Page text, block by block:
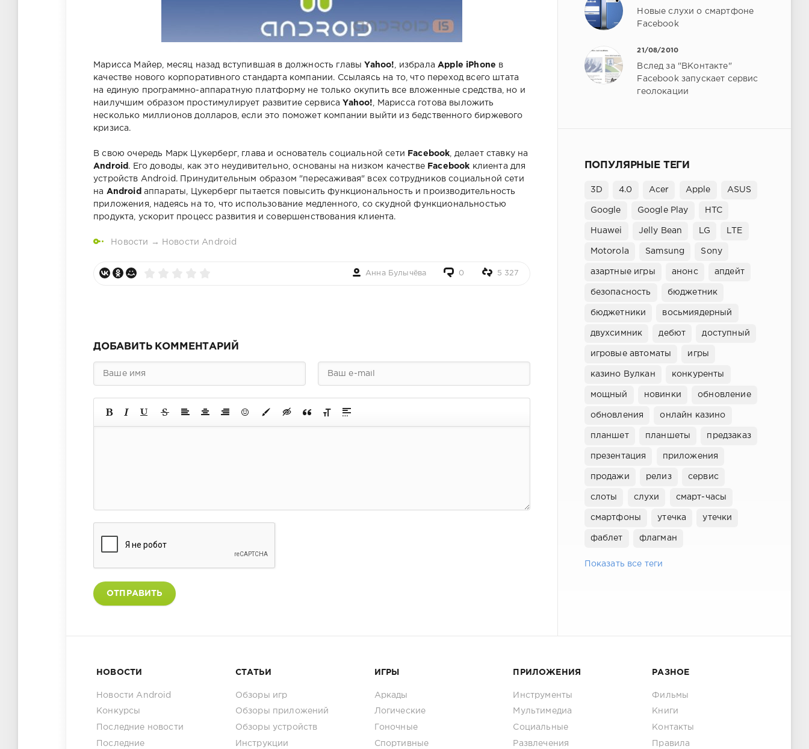
Марисса Майер, месяц назад вступившая в должность главы Yahoo! , избрала Apple iPhone в
качестве нового корпоративного стандарта компании. Ссылаясь на то, что переход всего штата
на единую программно-аппаратную платформу не только окупить все вложенные средства, но и
наилучшим образом простимулирует развитие сервиса Yahoo!
, Марисса готова выложить
несколько миллионов долларов, если это поможет компании выйти из бедственного биржевого
кризиса.
В свою очередь Марк Цукерберг, глава и основатель социальной сети Facebook , делает ставку на
Android . Его доводы, как это неудивительно, основаны на низком качестве Facebook клиента для
устройств Android. Принудительным образом "пересаживая" всех сотрудников социальной сети
на Android аппараты, Цукерберг пытается повысить функциональность и производительность
приложения, надеясь на то, что использование медленного, со скудной функциональностью
продукта, ускорит процесс развития и совершенствования клиента.
Новости → Новости Android
Анна Булычёва 0 5 327
ДОБАВИТЬ КОММЕНТАРИЙ
ОТПРАВИТЬ
Новые слухи о смартфоне
Facebook
21/08/2010
Вслед за "ВКонтакте"
Facebook запускает сервис
геолокации
ПОПУЛЯРНЫЕ ТЕГИ
3D 4.0 Acer Apple ASUS
Google Google Play HTC
Huawei Jelly Bean LG LTE
Motorola Samsung Sony
азартные игры анонс апдейт
безопасность бюджетник
бюджетники восьмиядерный
двухсимник дебют доступный
игровые автоматы игры
казино Вулкан конкуренты
мощный новинки обновление
обновления онлайн казино
планшет планшеты предзаказ
презентация приложения
продажи релиз сервис
слоты слухи смарт-часы
смартфоны утечка утечки
фаблет флагман
Показать все теги
НОВОСТИ
Новости Android
Конкурсы
Последние новости
Последние
СТАТЬИ
Обзоры игр
Обзоры приложений
Обзоры устройств
Инструкции
ИГРЫ
Аркады
Логические
Гоночные
Спортивные
ПРИЛОЖЕНИЯ
Инструменты
Мультимедиа
Социальные
Развлечения
РАЗНОЕ
Фильмы
Книги
Контакты
Правила